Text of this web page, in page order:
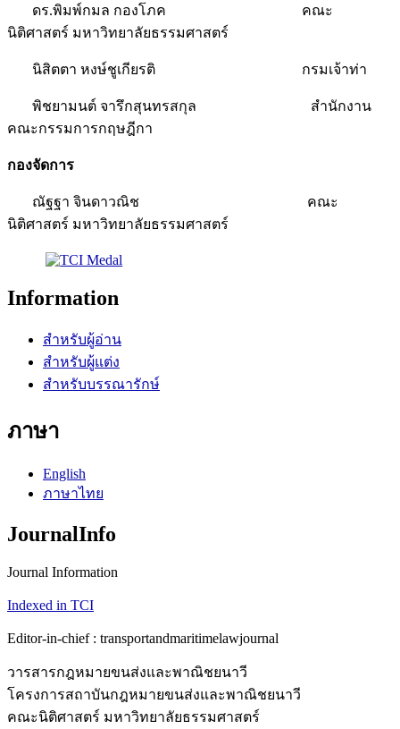
ดร.พิมพ์กมล กองโภค คณะ
นิติศาสตร์ มหาวิทยาลัยธรรมศาสตร์
นิสิตตา หงษ์ชูเกียรติ กรมเจ้าท่า
พิชยามนต์ จารึกสุนทรสกุล สำนักงาน
คณะกรรมการกฤษฎีกา
กองจัดการ
ณัฐฐา จินดาวณิช คณะ
นิติศาสตร์ มหาวิทยาลัยธรรมศาสตร์
Information
สำหรับผู้อ่าน
สำหรับผู้แต่ง
สำหรับบรรณารักษ์
ภาษา
English
ภาษาไทย
JournalInfo
Journal Information
Indexed in TCI
Editor-in-chief : transportandmaritimelawjournal
วารสารกฎหมายขนส่งและพาณิชยนาวี
โครงการสถาบันกฎหมายขนส่งและพาณิชยนาวี
คณะนิติศาสตร์ มหาวิทยาลัยธรรมศาสตร์